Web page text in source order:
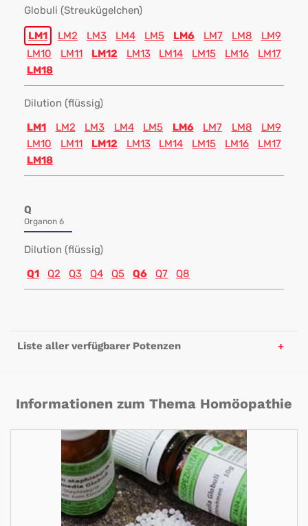
Globuli (Streukügelchen)
LM1 LM2 LM3 LM4 LM5 LM6 LM7 LM8
LM9
LM10
LM11 LM12 LM13 LM14 LM15 LM16
LM17
LM18
Dilution (flüssig)
LM1
LM2 LM3 LM4 LM5 LM6 LM7 LM8
LM9
LM10
LM11 LM12 LM13 LM14 LM15 LM16
LM17
LM18
Q
Organon 6
Dilution (flüssig)
Q1
Q2 Q3 Q4 Q5 Q6 Q7 Q8
Liste aller verfügbarer Potenzen
Informationen zum Thema Homöopathie